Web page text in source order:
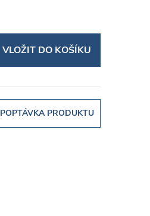
VLOŽIT DO KOŠÍKU
POPTÁVKA PRODUKTU